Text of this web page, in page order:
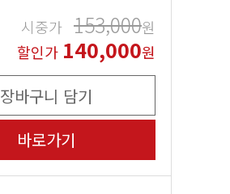
시중가 153,000원
할인가 140,000원
장바구니 담기
바로가기